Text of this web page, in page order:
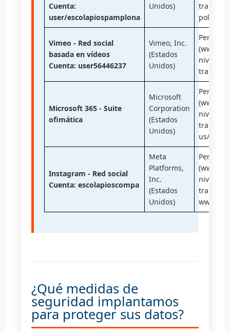
Cuenta:
user/escolapiospamplona
Unidos)
Vimeo - Red social
basada en vídeos
Cuenta: user56446237
Vimeo, Inc.
(Estados
Unidos)
nivel de
Microsoft 365 - Suite
ofimática
Microsoft
Corporation
(Estados
Unidos)
nivel de
us/
Instagram - Red social
Cuenta: escolapioscompa
Meta
Platforms,
Inc.
(Estados
Unidos)
nivel de
¿Qué medidas de
seguridad implantamos
para proteger sus datos?